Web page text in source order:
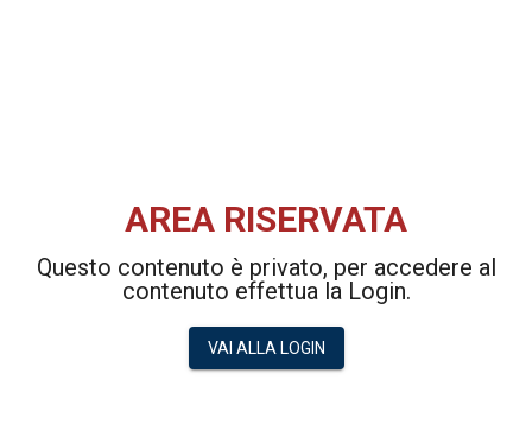
AREA RISERVATA
Questo contenuto è privato, per accedere al
contenuto effettua la Login.
VAI ALLA LOGIN